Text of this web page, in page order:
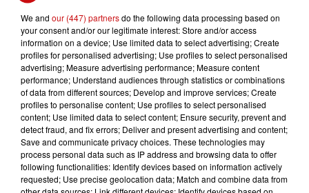
Départ : 14h, lieu de rdv donné lors de l'inscription
Tarifs : 10 euros adulte, 4 euros enfants de plus de 12 ans, 5
euros adhérents.
Ajouter à votre calendrier
Date
du22 mai 2022 à 14h00
We and our (447) partnersdo the following data processing based on
your consent and/or our legitimate interest: Store and/or access
information on a device; Use limited data to select advertising; Create
profiles for personalised advertising; Use profiles to select personalised
advertising; Measure advertising performance; Measure content
performance; Understand audiences through statistics or combinations
of data from different sources; Develop and improve services; Create
profiles to personalise content; Use profiles to select personalised
content; Use limited data to select content; Ensure security, prevent and
detect fraud, and fix errors; Deliver and present advertising and content;
Save and communicate privacy choices. These technologies may
process personal data such as IP address and browsing data to offer
following functionalities: Identify devices based on information actively
requested; Use precise geolocation data; Match and combine data from